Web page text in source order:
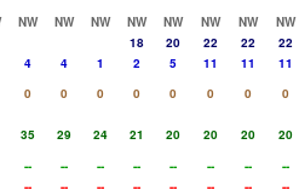
NW NW NW NW NW NW NW NW
18 20 22 22 22
4 4 1 2 5 11 11 11
0 0 0 0 0 0 0 0
35 29 24 21 20 20 20 20
-- -- -- -- -- -- -- --
-- -- -- -- -- -- -- --